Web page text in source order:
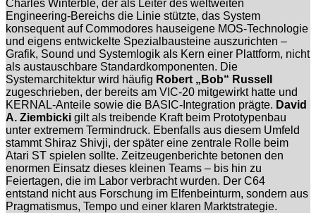
Charles Winterble, der als Leiter des weltweiten
Engineering-Bereichs die Linie stützte, das System
konsequent auf Commodores hauseigene MOS-Technologie
und eigens entwickelte Spezialbausteine auszurichten –
Grafik, Sound und Systemlogik als Kern einer Plattform, nicht
als austauschbare Standardkomponenten. Die
Systemarchitektur wird häufig Robert „Bob“ Russell
zugeschrieben, der bereits am VIC-20 mitgewirkt hatte und
KERNAL-Anteile sowie die BASIC-Integration prägte. David
A. Ziembicki gilt als treibende Kraft beim Prototypenbau
unter extremem Termindruck. Ebenfalls aus diesem Umfeld
stammt Shiraz Shivji, der später eine zentrale Rolle beim
Atari ST spielen sollte. Zeitzeugenberichte betonen den
enormen Einsatz dieses kleinen Teams – bis hin zu
Feiertagen, die im Labor verbracht wurden. Der C64
entstand nicht aus Forschung im Elfenbeinturm, sondern aus
Pragmatismus, Tempo und einer klaren Marktstrategie.